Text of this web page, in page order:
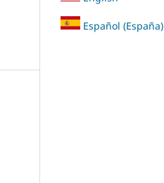
Español (España)